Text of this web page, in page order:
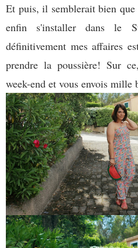
Et puis, il semblerait bien
enfin s'installer dans le
définitivement mes affaires
prendre la poussière! Sur
week-end et vous envois mille